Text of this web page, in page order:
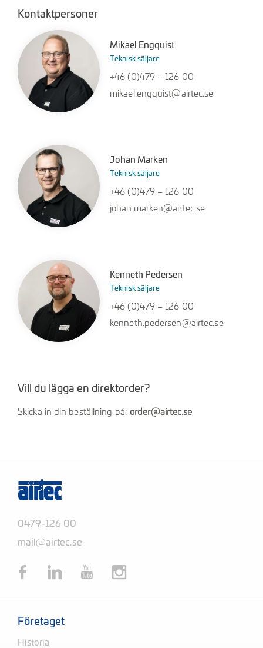
Kontaktpersoner
Mikael Engquist
Teknisk säljare
+46 (0)479 – 126 00
mikael.engquist@airtec.se
Johan Marken
Teknisk säljare
+46 (0)479 – 126 00
johan.marken@airtec.se
Kenneth Pedersen
Teknisk säljare
+46 (0)479 – 126 00
kenneth.pedersen@airtec.se
Vill du lägga en direktorder?
Skicka in din beställning på: order@airtec.se
0479-126 00
mail@airtec.se
Företaget
Historia